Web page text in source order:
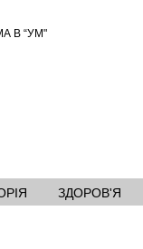
В “УМ"
ЗДОРОВ'Я